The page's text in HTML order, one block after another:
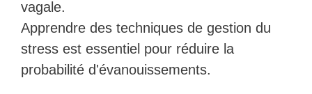
vagale.
Apprendre des techniques de gestion du
stress est essentiel pour réduire la
probabilité d'évanouissements.